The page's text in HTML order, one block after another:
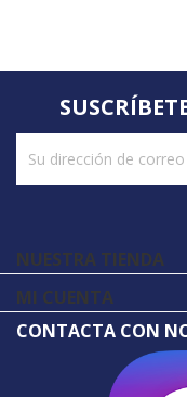
NUESTRA TIENDA
MI CUENTA
CONTACTA CON